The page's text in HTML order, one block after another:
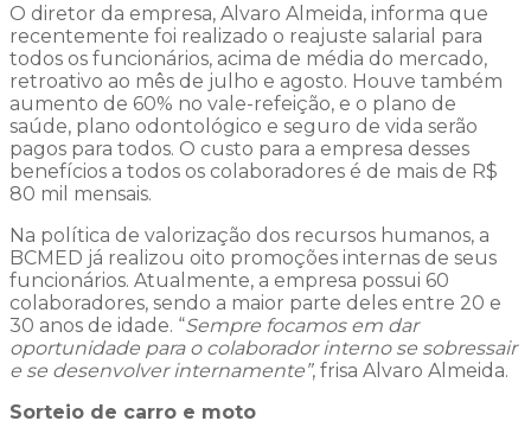
O diretor da empresa, Alvaro Almeida, informa que
recentemente foi realizado o reajuste salarial para
todos os funcionários, acima de média do mercado,
retroativo ao mês de julho e agosto. Houve também
aumento de 60% no vale-refeição, e o plano de
saúde, plano odontológico e seguro de vida serão
pagos para todos. O custo para a empresa desses
benefícios a todos os colaboradores é de mais de R$
80 mil mensais.
Na política de valorização dos recursos humanos, a
BCMED já realizou oito promoções internas de seus
funcionários. Atualmente, a empresa possui 60
colaboradores, sendo a maior parte deles entre 20 e
30 anos de idade. “Sempre focamos em dar
oportunidade para o colaborador interno se sobressair
e se desenvolver internamente”, frisa Alvaro Almeida.
Sorteio de carro e moto